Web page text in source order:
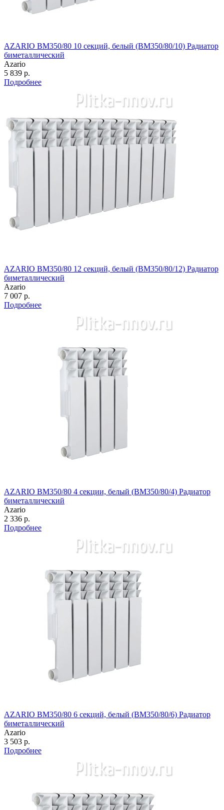
AZARIO BM350/80 10 секций, белый (BM350/80/10) Радиатор
биметаллический
Azario
5 839 р.
Подробнее
AZARIO BM350/80 12 секций, белый (BM350/80/12) Радиатор
биметаллический
Azario
7 007 р.
Подробнее
AZARIO BM350/80 4 секции, белый (BM350/80/4) Радиатор
биметаллический
Azario
2 336 р.
Подробнее
AZARIO BM350/80 6 секций, белый (BM350/80/6) Радиатор
биметаллический
Azario
3 503 р.
Подробнее